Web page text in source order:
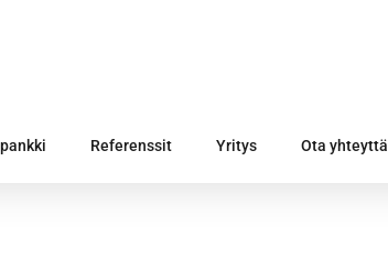
Referenssit Yritys Ota yhteyttä